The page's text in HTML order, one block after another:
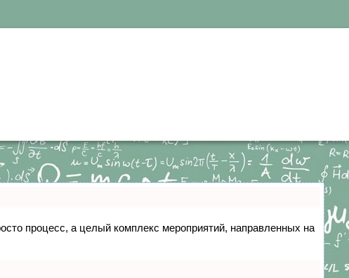
процесс, а целый комплекс мероприятий, направленных на